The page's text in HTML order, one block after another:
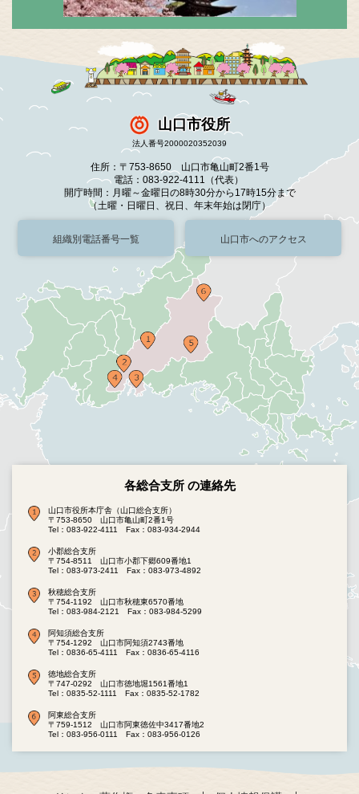
山口市役所
法人番号2000020352039
住所：〒753-8650 山口市亀山町2番1号
電話：083-922-4111（代表）
開庁時間：月曜～金曜日の8時30分から17時15分まで
（土曜・日曜日、祝日、年末年始は閉庁）
組織別電話番号一覧 山口市へのアクセス
各総合支所 の連絡先
山口市役所本庁舎（山口総合支所）
〒753-8650 山口市亀山町2番1号
Tel：083-922-4111
Fax：083-934-2944
小郡総合支所
〒754-8511 山口市小郡下郷609番地1
Tel：083-973-2411
Fax：083-973-4892
秋穂総合支所
〒754-1192 山口市秋穂東6570番地
Tel：083-984-2121
Fax：083-984-5299
阿知須総合支所
〒754-1292 山口市阿知須2743番地
Tel：0836-65-4111
Fax：0836-65-4116
徳地総合支所
〒747-0292 山口市徳地堀1561番地1
Tel：0835-52-1111
Fax：0835-52-1782
阿東総合支所
〒759-1512 山口市阿東徳佐中3417番地2
Tel：083-956-0111
Fax：083-956-0126